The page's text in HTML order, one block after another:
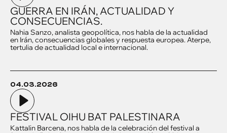
GUERRA EN IRÁN, ACTUALIDAD Y
CONSECUENCIAS.
Nahia Sanzo, analista geopolítica, nos habla de la actualidad
en Irán, consecuencias globales y respuesta europea. Aterpe,
tertulia de actualidad local e internacional.
04.03.2026
FESTIVAL OIHU BAT PALESTINARA
Kattalin Barcena, nos habla de la celebración del festival a